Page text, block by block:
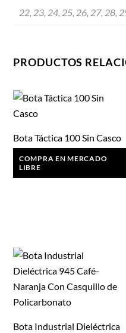
22, 23, 24, 25, 26, 27, 28,
PRODUCTOS
Bota Táctica 100 Sin Casco
COMPRA EN MERCADO
LIBRE
Bota Industrial Dieléctrica